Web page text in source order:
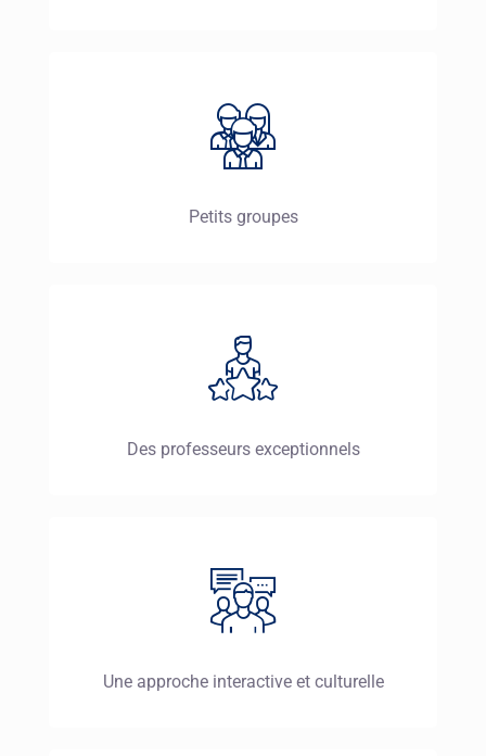
Petits groupes
Des professeurs exceptionnels
Une approche interactive et culturelle